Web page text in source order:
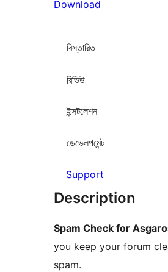
Download
বিস্তারিত
রিভিউ
ইন্সটলেশন
ডেভেলপমেন্ট
Support
Description
Spam Check for
you keep your forum
spam.